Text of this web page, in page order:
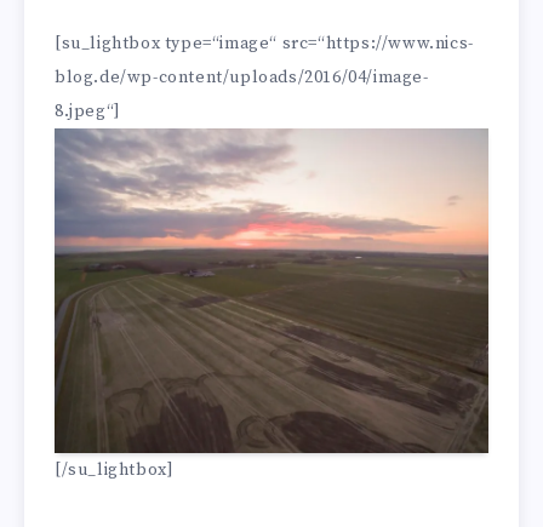
[su_lightbox type=“image“ src=“https://www.nics-
blog.de/wp-content/uploads/2016/04/image-
8.jpeg“]
[/su_lightbox]